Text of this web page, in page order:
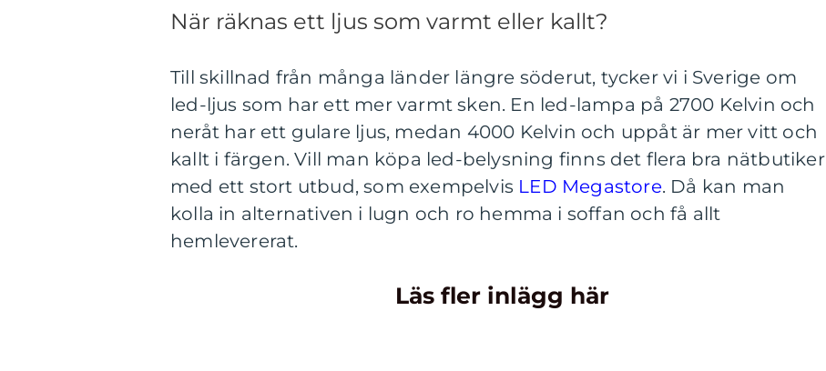
När räknas ett ljus som varmt eller kallt?
Till skillnad från många länder längre söderut, tycker vi i Sverige om
led-ljus som har ett mer varmt sken. En led-lampa på 2700 Kelvin och
neråt har ett gulare ljus, medan 4000 Kelvin och uppåt är mer vitt och
kallt i färgen. Vill man köpa led-belysning finns det flera bra nätbutiker
med ett stort utbud, som exempelvis LED Megastore. Då kan man
kolla in alternativen i lugn och ro hemma i soffan och få allt
hemlevererat.
Läs fler inlägg här